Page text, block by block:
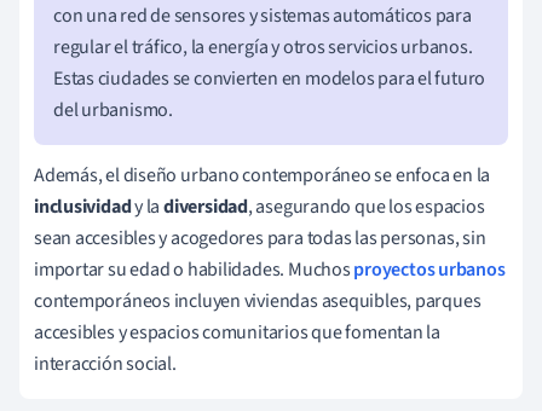
con una red de sensores y sistemas automáticos para
regular el tráfico, la energía y otros servicios urbanos.
Estas ciudades se convierten en modelos para el futuro
del urbanismo.
Además, el diseño urbano contemporáneo se enfoca en la
inclusividady ladiversidad, asegurando que los espacios
sean accesibles y acogedores para todas las personas, sin
importar su edad o habilidades. Muchosproyectos urbanos
contemporáneos incluyen viviendas asequibles, parques
accesibles y espacios comunitarios que fomentan la
interacción social.